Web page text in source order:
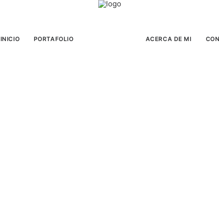
INICIO PORTAFOLIO ACERCA DE MI